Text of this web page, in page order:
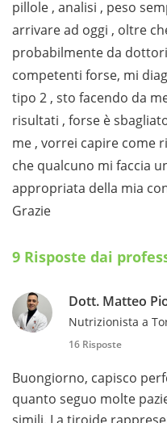
pillole , analisi , peso
arrivare ad oggi , oltre
probabilmente da
competenti forse, mi
tipo 2 , sto facendo da
risultati , forse è
me , vorrei capire come
che qualcuno mi faccia
appropriata della mia
Grazie
9 Risposte dai
Dott. Matteo
Nutrizionista a
16 Risposte
Buongiorno, capisco
quanto seguo molte